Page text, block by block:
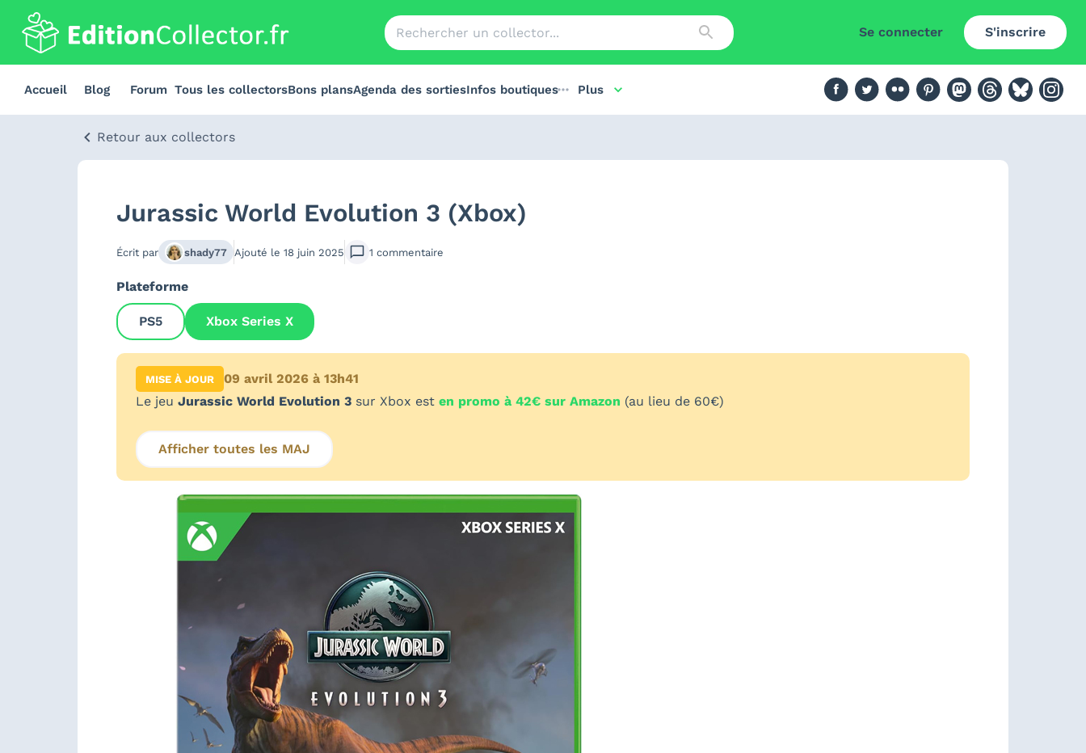
Se connecter S'inscrire
Accueil Blog Forum Tous les collectorsBons plansAgenda des sortiesInfos boutiques Plus
Retour aux collectors
Jurassic World Evolution 3 (Xbox)
Écrit par shady77 Ajouté le 18 juin 2025 1 commentaire
Plateforme
PS5 Xbox Series X
MISE À JOUR
09 avril 2026 à 13h41
Le jeu Jurassic World Evolution 3 sur Xbox est en promo à 42€ sur Amazon (au lieu de 60€)
Afficher toutes les MAJ